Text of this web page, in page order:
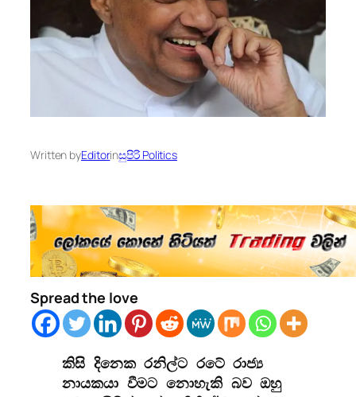
Written byEditorinසුපිරි Politics
Spread the love
කිසි දිනෙක රනිල්ට රටේ රාජ්‍ය
නායකයා වීමට නොහැකි බව ඔහු